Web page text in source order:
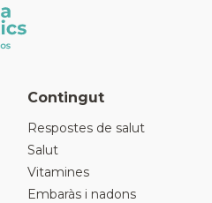
Contingut
Respostes de salut
Salut
Vitamines
Embaràs i nadons